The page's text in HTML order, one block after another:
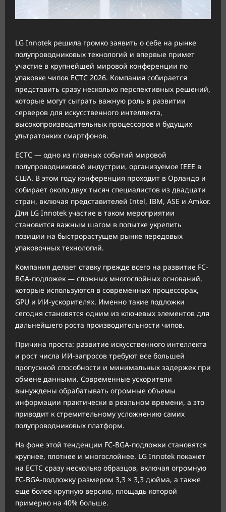
LG Innotek решила громко заявить о себе на рынке
полупроводниковых технологий и впервые примет
участие в крупнейшей мировой конференции по
упаковке чипов ECTC 2026. Компания собирается
представить сразу несколько перспективных решений,
которые могут сыграть важную роль в развитии
серверов для искусственного интеллекта,
высокопроизводительных процессоров и будущих
ультратонких смартфонов.
ECTC — одно из главных событий мировой
полупроводниковой индустрии, организуемое IEEE в
США. В этом году конференция проходит в Орландо и
собирает около двух тысяч специалистов из двадцати
стран, включая представителей Intel, IBM, ASE и Amkor.
Для LG Innotek участие в таком мероприятии
становится важным шагом в попытке укрепить
позиции на быстрорастущем рынке передовых
упаковочных технологий.
Компания делает ставку прежде всего на развитие FC-
BGA-подложек — сложных многослойных оснований,
которые используются в современных процессорах,
GPU и ИИ-ускорителях. Именно такие подложки
сегодня становятся одним из ключевых элементов для
дальнейшего роста производительности чипов.
Причина проста: развитие искусственного интеллекта
и рост числа ИИ-запросов требуют все большей
пропускной способности и минимальных задержек при
обмене данными. Современные ускорители
вынуждены обрабатывать огромные объемы
информации практически в реальном времени, а это
приводит к стремительному усложнению самих
полупроводниковых платформ.
На фоне этой тенденции FC-BGA-подложки становятся
крупнее, плотнее и многослойнее. LG Innotek покажет
на ECTC сразу несколько образцов, включая огромную
FC-BGA-подложку размером 3,3 × 3,3 дюйма, а также
еще более крупную версию, площадь которой
примерно на 40% больше.